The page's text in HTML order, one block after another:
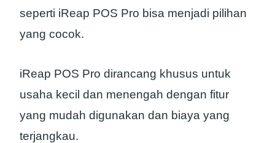
seperti iReap POS Pro bisa menjadi pilihan
yang cocok.
iReap POS Pro dirancang khusus untuk
usaha kecil dan menengah dengan fitur
yang mudah digunakan dan biaya yang
terjangkau.